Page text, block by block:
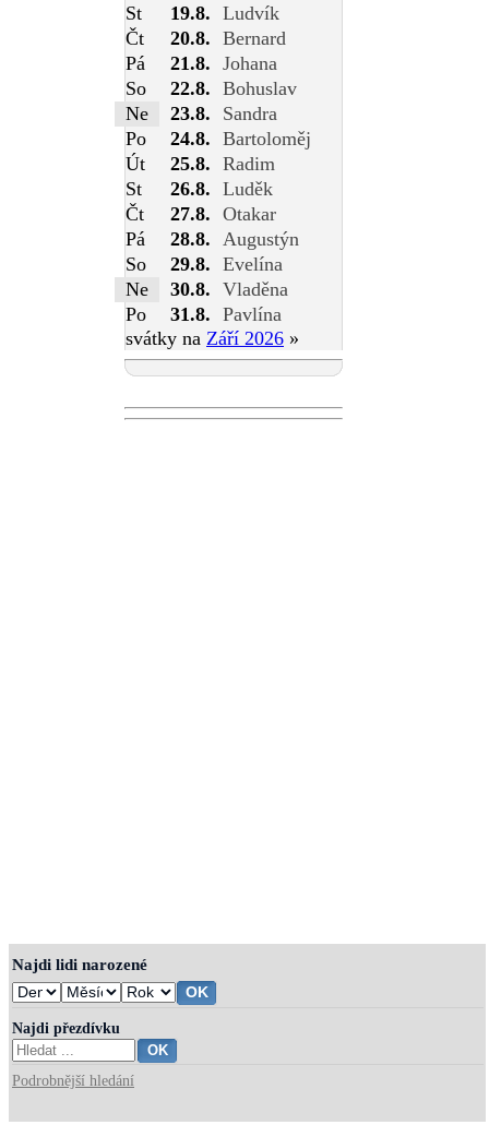
St
19.8. Ludvík
Čt
20.8. Bernard
Pá
21.8. Johana
So
22.8. Bohuslav
Ne
23.8.
Sandra
Po
24.8. Bartoloměj
Út
25.8. Radim
St
26.8. Luděk
Čt
27.8. Otakar
Pá
28.8.
Augustýn
So
29.8. Evelína
Ne
30.8. Vladěna
Po
31.8. Pavlína
svátky na Září 2026 »
Najdi lidi narozené
Najdi přezdívku
Podrobnější hledání